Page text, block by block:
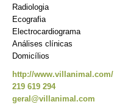
Radiologia
Ecografia
Electrocardiograma
Análises clínicas
Domicílios
http://www.villanimal.com/
219 619 294
geral@villanimal.com